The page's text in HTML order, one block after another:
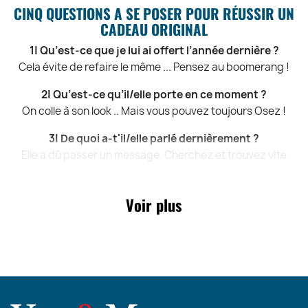
CINQ QUESTIONS A SE POSER POUR RÉUSSIR UN
CADEAU ORIGINAL
1| Qu’est-ce que je lui ai offert l’année dernière ?
Cela évite de refaire le même ... Pensez au boomerang !
2| Qu’est-ce qu’il/elle porte en ce moment ?
On colle à son look .. Mais vous pouvez toujours Osez !
3| De quoi a-t'il/elle parlé dernièrement ?
Elle a dû passer un message. Cherchez et trouvez vite
Renseignez-vous, c’est toujours mieux .. Le numéro ?
Voir plus